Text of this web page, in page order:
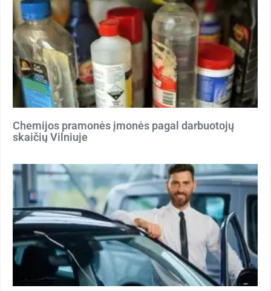
Chemijos pramonės įmonės pagal darbuotojų
skaičių Vilniuje